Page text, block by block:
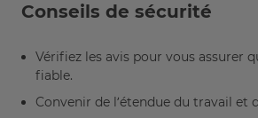
Conseils de sécurité
Vérifiez les avis pour vous assurer
fiable.
Convenir de l’étendue du travail et